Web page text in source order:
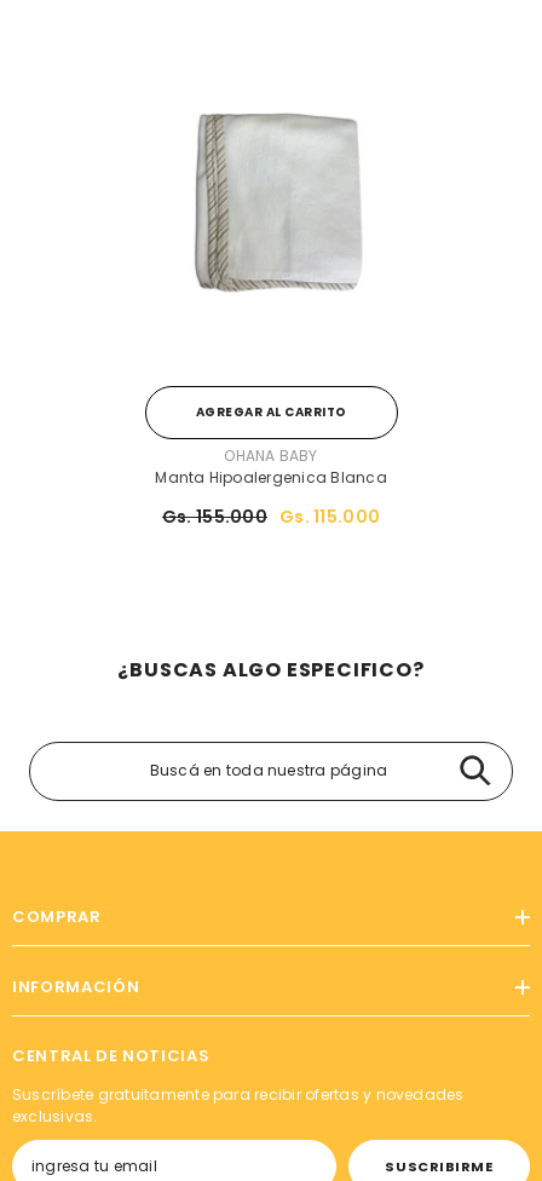
AGREGAR AL CARRITO
PROVEEDOR:OHANA BABY
Manta Hipoalergenica Blanca
Gs. 155.000 Gs. 115.000
¿BUSCAS ALGO ESPECIFICO?
COMPRAR
INFORMACIÓN
CENTRAL DE NOTICIAS
Suscríbete gratuitamente para recibir ofertas y novedades
exclusivas.
SUSCRIBIRME